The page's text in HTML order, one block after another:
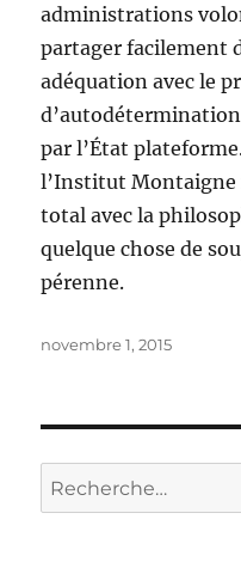
administrations
partager facilement
adéquation avec le
par l’État
l’Institut Montaigne
total avec la
quelque chose de
pérenne.
Publié
novembre 1, 2015
Recherche
pour :